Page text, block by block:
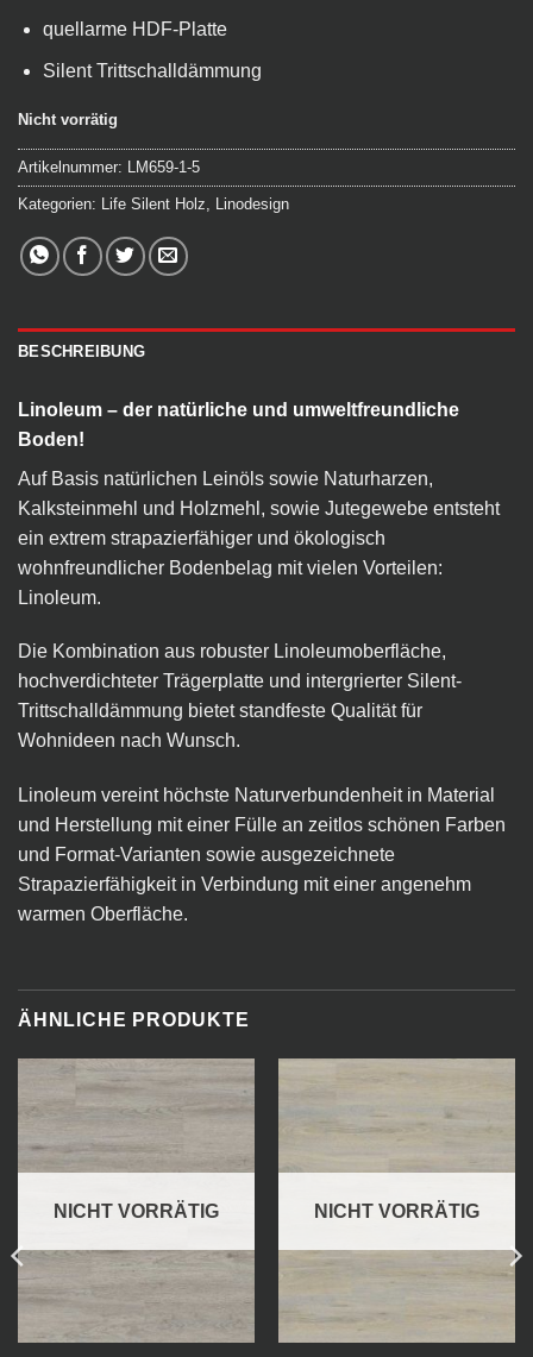
quellarme HDF-Platte
Silent Trittschalldämmung
Nicht vorrätig
Artikelnummer: LM659-1-5
Kategorien: Life Silent Holz Linodesign
BESCHREIBUNG
Linoleum – der natürliche und umweltfreundliche
Boden!
Auf Basis natürlichen Leinöls sowie Naturharzen,
Kalksteinmehl und Holzmehl, sowie Jutegewebe entsteht
ein extrem strapazierfähiger und ökologisch
wohnfreundlicher Bodenbelag mit vielen Vorteilen:
Linoleum.
Die Kombination aus robuster Linoleumoberfläche,
hochverdichteter Trägerplatte und intergrierter Silent-
Trittschalldämmung bietet standfeste Qualität für
Wohnideen nach Wunsch.
Linoleum vereint höchste Naturverbundenheit in Material
und Herstellung mit einer Fülle an zeitlos schönen Farben
und Format-Varianten sowie ausgezeichnete
Strapazierfähigkeit in Verbindung mit einer angenehm
warmen Oberfläche.
ÄHNLICHE PRODUKTE
NICHT VORRÄTIG NICHT VORRÄTIG